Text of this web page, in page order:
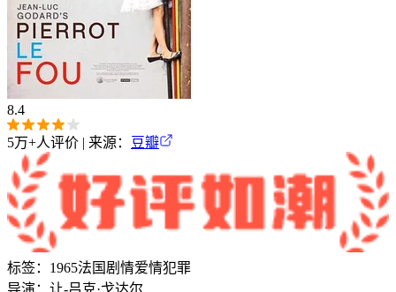
8.4
5万+人评价 | 来源： 豆瓣
标签： 1965法国 剧情爱情犯罪
导演： 让-吕克·戈达尔